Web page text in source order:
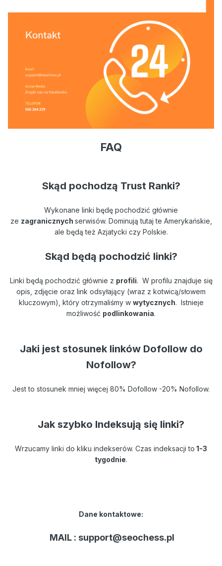
FAQ
Skąd pochodzą Trust Ranki?
Wykonane linki będę pochodzić głównie
ze zagranicznych serwisów. Dominują tutaj te Amerykańskie,
ale będą też Azjatycki czy Polskie.
Skąd będą pochodzić linki?
Linki będą pochodzić głównie z profili. W profilu znajduje się
opis, zdjęcie oraz link odsyłający (wraz z kotwicą/słowem
kluczowym), który otrzymaliśmy w wytycznych. Istnieje
możliwość podlinkowania.
Jaki jest stosunek linków Dofollow do
Nofollow?
Jest to stosunek mniej więcej 80% Dofollow -20% Nofollow.
Jak szybko Indeksują się linki?
Wrzucamy linki do kliku indekserów. Czas indeksacji to 1-3
tygodnie.
Dane kontaktowe:
MAIL : support@seochess.pl